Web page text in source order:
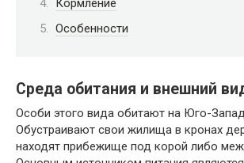
Кормление
Особенности
Среда обитания и внешний
Особи этого вида обитают на Юго-
Обустраивают свои жилища в кронах
находят прибежище под корой либо